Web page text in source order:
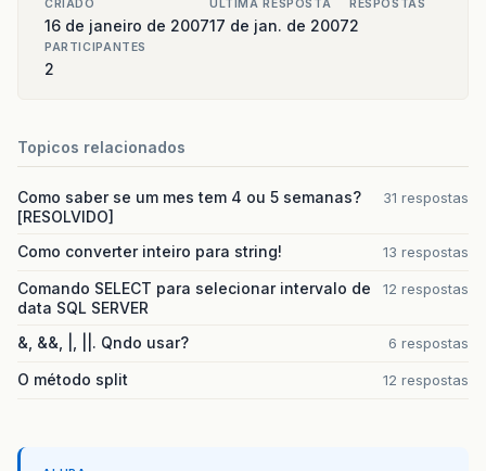
CRIADO
16 de janeiro de 2007
ULTIMA RESPOSTA
17 de jan. de 2007
RESPOSTAS
2
PARTICIPANTES
2
Topicos relacionados
Como saber se um mes tem 4 ou 5 semanas?
[RESOLVIDO]
31 respostas
Como converter inteiro para string! 13 respostas
Comando SELECT para selecionar intervalo de
data SQL SERVER
12 respostas
&, &&, |, ||. Qndo usar? 6 respostas
O método split 12 respostas